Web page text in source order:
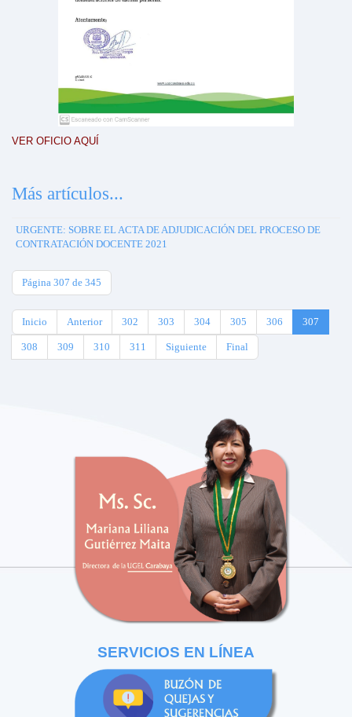
VER OFICIO AQUÍ
Más artículos...
URGENTE: SOBRE EL ACTA DE ADJUDICACIÓN DEL PROCESO DE
CONTRATACIÓN DOCENTE 2021
Página 307 de 345
Inicio Anterior 302 303 304 305 306 307
308 309 310 311 Siguiente Final
SERVICIOS EN LÍNEA